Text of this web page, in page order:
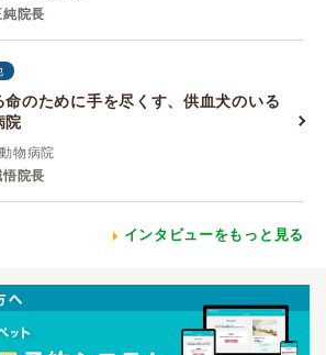
院長
命のために手を尽くす、供血犬のいる
院
物病院
悟院長
インタビューをもっと見る